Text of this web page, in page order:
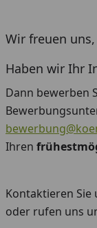
Wir freuen
Haben wir Ihr
Dann bewerben
Ihren
Kontaktieren Sie
oder rufen uns